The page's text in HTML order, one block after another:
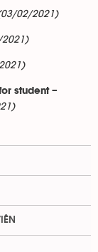
02/2021)
student –